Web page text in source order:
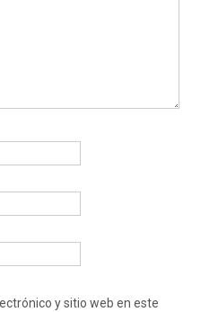
y sitio web en este